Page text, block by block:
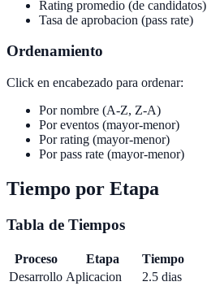
Rating promedio (de candidatos)
Tasa de aprobacion (pass rate)
Ordenamiento
Click en encabezado para ordenar:
Por nombre (A-Z, Z-A)
Por eventos (mayor-menor)
Por rating (mayor-menor)
Por pass rate (mayor-menor)
Tiempo por Etapa
Tabla de Tiempos
Proceso Etapa
Tiempo
Desarrollo Aplicacion
2.5 dias